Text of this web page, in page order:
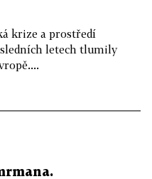
krize a prostředí
letech tlumily